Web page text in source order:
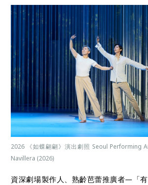
2026 《如蝶翩翩》演出劇照 Seoul Performing
Navillera (2026)
資深劇場製作人、熟齡芭蕾推廣者—「